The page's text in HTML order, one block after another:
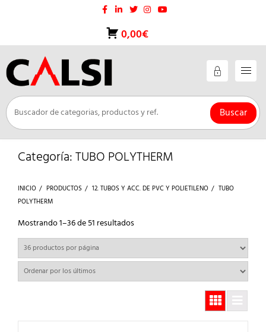
0,00€
Buscar
Categoría:TUBO POLYTHERM
INICIO PRODUCTOS 12. TUBOS Y ACC. DE PVC Y POLIETILENO
TUBO
POLYTHERM
Mostrando 1–36 de 51 resultadosOrdenado
por
últimos